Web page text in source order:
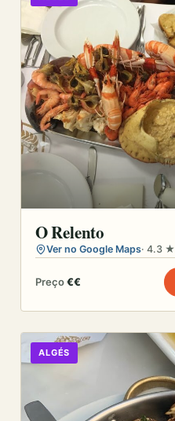
O Relento
Ver no Google Maps· 4.3 ★
Preço€€
ALGÉS